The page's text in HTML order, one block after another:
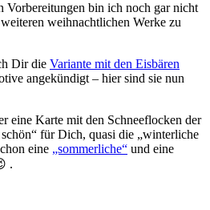
Vorbereitungen bin ich noch gar nicht
weihnachtlichen Werke zu
Dir die Variante mit den Eisbären
angekündigt – hier sind sie nun
eine Karte mit den Schneeflocken der
für Dich, quasi die „winterliche
eine „sommerliche“ und eine
.